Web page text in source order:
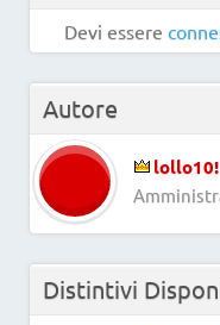
Devi essere
Autore
lollo10!
Distintivi